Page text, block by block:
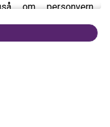
om personvern,
vi kan unngå at